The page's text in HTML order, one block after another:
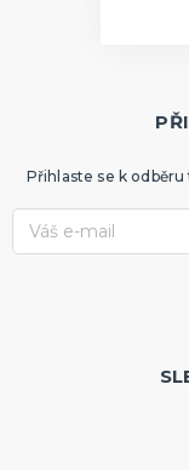
Přihlaste se k